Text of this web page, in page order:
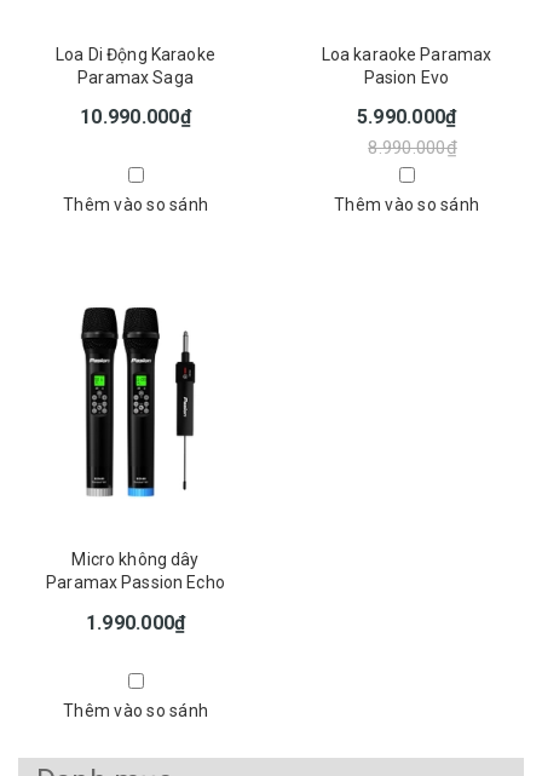
Loa Di Động Karaoke
Paramax Saga
10.990.000₫
Thêm vào so sánh
Loa karaoke Paramax
Pasion Evo
5.990.000₫
8.990.000₫
Thêm vào so sánh
Micro không dây
Paramax Passion Echo
1.990.000₫
Thêm vào so sánh